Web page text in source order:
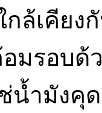
กล้เคีย
มรอบด้
น้ำมังคุ